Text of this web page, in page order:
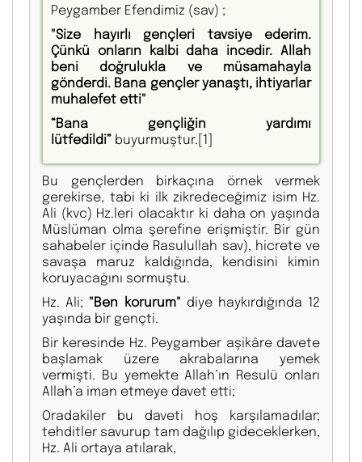
Peygamber Efendimiz (sav) ;
"Size hayırlı gençleri tavsiye ederim.
Çünkü onların kalbi daha incedir. Allah
beni doğrulukla ve müsamahayla
gönderdi. Bana gençler yanaştı, ihtiyarlar
muhalefet etti"
“Bana gençliğin yardımı
lütfedildi” buyurmuştur.[1]
Bu gençlerden birkaçına örnek vermek
gerekirse, tabi ki ilk zikredeceğimiz isim Hz.
Ali (kvc) Hz.leri olacaktır ki daha on yaşında
Müslüman olma şerefine erişmiştir. Bir gün
sahabeler içinde Rasulullah sav), hicrete ve
savaşa maruz kaldığında, kendisini kimin
koruyacağını sormuştu.
Hz. Ali; "Ben korurum" diye haykırdığında 12
yaşında bir gençti.
Bir keresinde Hz. Peygamber aşikâre davete
başlamak üzere akrabalarına yemek
vermişti. Bu yemekte Allah’ın Resulü onları
Allah’a iman etmeye davet etti;
Oradakiler bu daveti hoş karşılamadılar;
tehditler savurup tam dağılıp gideceklerken,
Hz. Ali ortaya atılarak,